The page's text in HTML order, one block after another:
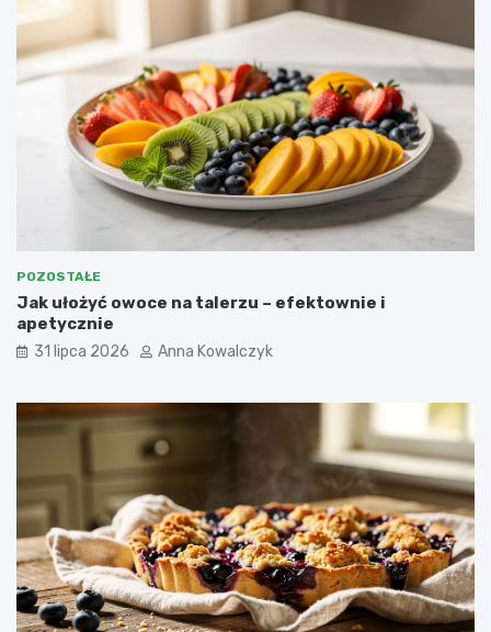
POZOSTAŁE
Jak ułożyć owoce na talerzu – efektownie i
apetycznie
31 lipca 2026 Anna Kowalczyk